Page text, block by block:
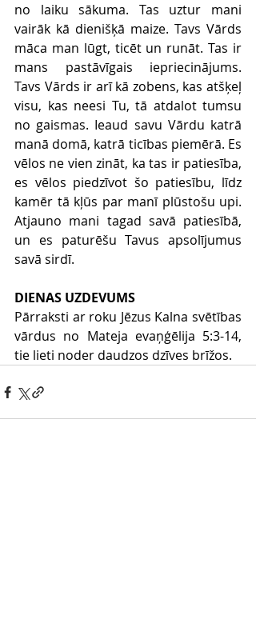
no laiku sākuma. Tas uztur mani
vairāk kā dienišķā maize. Tavs Vārds
māca man lūgt, ticēt un runāt. Tas ir
mans pastāvīgais iepriecinājums.
Tavs Vārds ir arī kā zobens, kas atšķeļ
visu, kas neesi Tu, tā atdalot tumsu
no gaismas. Ieaud savu Vārdu katrā
manā domā, katrā ticības piemērā. Es
vēlos ne vien zināt, ka tas ir patiesība,
es vēlos piedzīvot šo patiesību, līdz
kamēr tā kļūs par manī plūstošu upi.
Atjauno mani tagad savā patiesībā,
un es paturēšu Tavus apsolījumus
savā sirdī.
DIENAS UZDEVUMS
Pārraksti ar roku Jēzus Kalna svētības
vārdus no Mateja evaņģēlija 5:3-14,
tie lieti noder daudzos dzīves brīžos.